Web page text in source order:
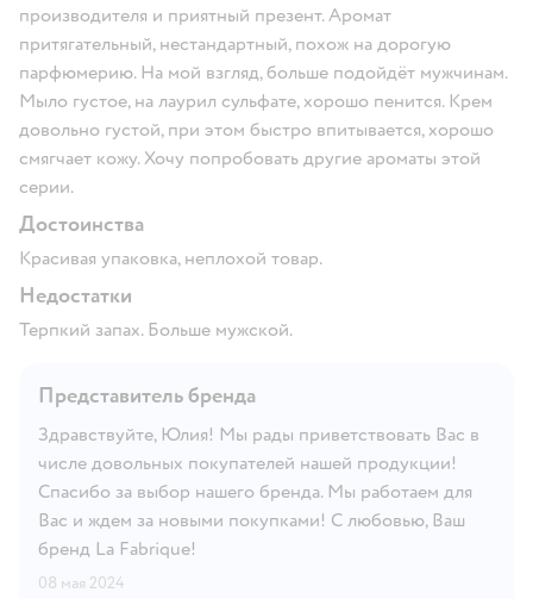
производителя и приятный презент. Аромат
притягательный, нестандартный, похож на дорогую
парфюмерию. На мой взгляд, больше подойдёт мужчинам.
Мыло густое, на лаурил сульфате, хорошо пенится. Крем
довольно густой, при этом быстро впитывается, хорошо
смягчает кожу. Хочу попробовать другие ароматы этой
серии.
Достоинства
Красивая упаковка, неплохой товар.
Недостатки
Терпкий запах. Больше мужской.
Представитель бренда
Здравствуйте, Юлия! Мы рады приветствовать Вас в
числе довольных покупателей нашей продукции!
Спасибо за выбор нашего бренда. Мы работаем для
Вас и ждем за новыми покупками! С любовью, Ваш
бренд La Fabrique!
08 мая 2024